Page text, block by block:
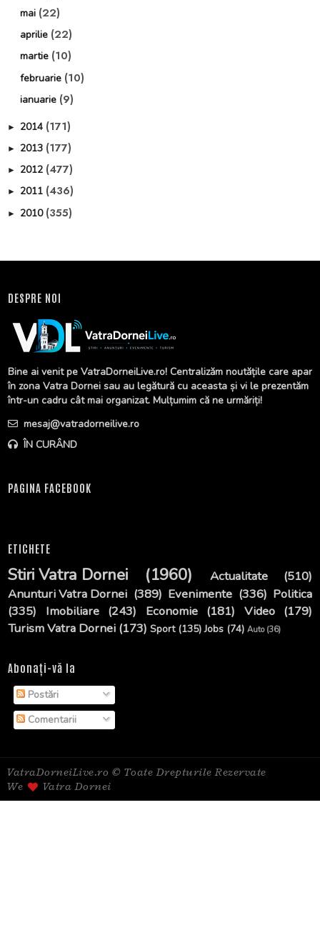
mai (22)
aprilie (22)
martie (10)
februarie (10)
ianuarie (9)
► 2014 (171)
► 2013 (177)
► 2012 (477)
► 2011 (436)
► 2010 (355)
DESPRE NOI
Bine ai venit pe VatraDorneiLive.ro! Centralizăm noutățile care apar
în zona Vatra Dornei sau au legătură cu aceasta și vi le prezentăm
într-un cadru cât mai organizat. Mulțumim că ne urmăriți!
mesaj@vatradorneilive.ro
ÎN CURÂND
PAGINA FACEBOOK
ETICHETE
Stiri Vatra Dornei (1960) Actualitate
(510)
Anunturi Vatra Dornei (389) Evenimente (336) Politica
(335)
Imobiliare (243) Economie (181) Video (179)
Turism Vatra Dornei (173) Sport (135) Jobs (74) Auto (36)
Abonați-vă la
Postări
Comentarii
VatraDorneiLive.ro © Toate Drepturile Rezervate
We
Vatra Dornei